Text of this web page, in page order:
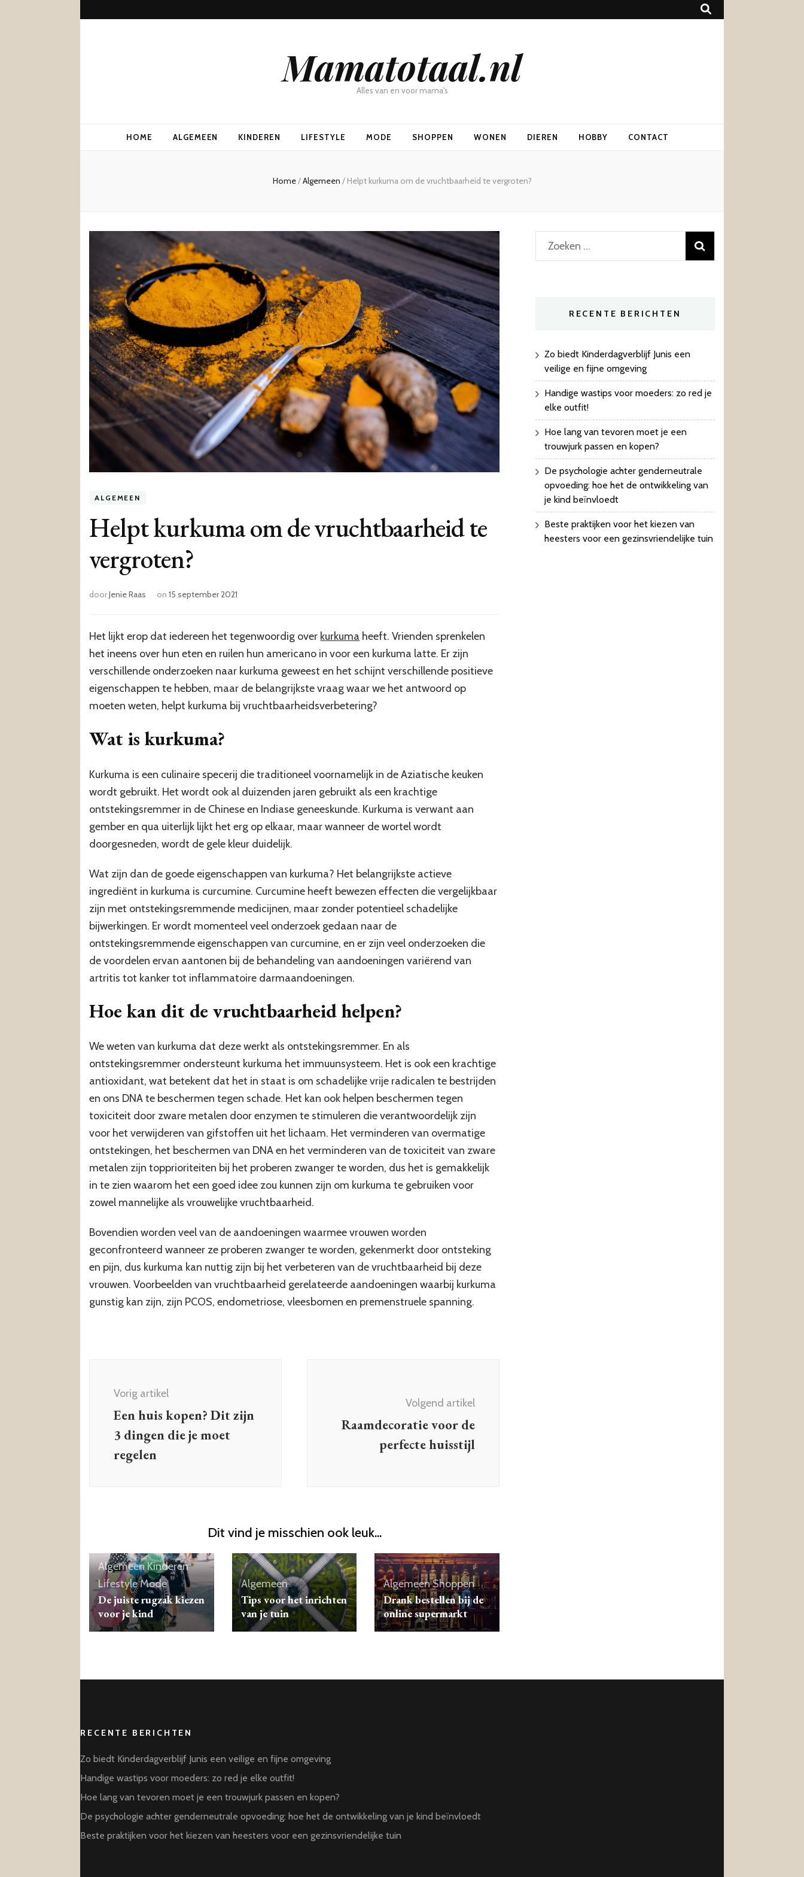
Mamatotaal.nl
Alles van en voor mama's
HOME ALGEMEEN KINDEREN LIFESTYLE MODE SHOPPEN WONEN DIEREN HOBBY CONTACT
Home/Algemeen / Helpt kurkuma om de vruchtbaarheid te vergroten?
ALGEMEEN
Helpt kurkuma om de vruchtbaarheid te
vergroten?
doorJenie Raas on15 september 2021
Het lijkt erop dat iedereen het tegenwoordig over kurkuma heeft. Vrienden sprenkelen
het ineens over hun eten en ruilen hun americano in voor een kurkuma latte. Er zijn
verschillende onderzoeken naar kurkuma geweest en het schijnt verschillende positieve
eigenschappen te hebben, maar de belangrijkste vraag waar we het antwoord op
moeten weten, helpt kurkuma bij vruchtbaarheidsverbetering?
Wat is kurkuma?
Kurkuma is een culinaire specerij die traditioneel voornamelijk in de Aziatische keuken
wordt gebruikt. Het wordt ook al duizenden jaren gebruikt als een krachtige
ontstekingsremmer in de Chinese en Indiase geneeskunde. Kurkuma is verwant aan
gember en qua uiterlijk lijkt het erg op elkaar, maar wanneer de wortel wordt
doorgesneden, wordt de gele kleur duidelijk.
Wat zijn dan de goede eigenschappen van kurkuma? Het belangrijkste actieve
ingrediënt in kurkuma is curcumine. Curcumine heeft bewezen effecten die vergelijkbaar
zijn met ontstekingsremmende medicijnen, maar zonder potentieel schadelijke
bijwerkingen. Er wordt momenteel veel onderzoek gedaan naar de
ontstekingsremmende eigenschappen van curcumine, en er zijn veel onderzoeken die
de voordelen ervan aantonen bij de behandeling van aandoeningen variërend van
artritis tot kanker tot inflammatoire darmaandoeningen.
Hoe kan dit de vruchtbaarheid helpen?
We weten van kurkuma dat deze werkt als ontstekingsremmer. En als
ontstekingsremmer ondersteunt kurkuma het immuunsysteem. Het is ook een krachtige
antioxidant, wat betekent dat het in staat is om schadelijke vrije radicalen te bestrijden
en ons DNA te beschermen tegen schade. Het kan ook helpen beschermen tegen
toxiciteit door zware metalen door enzymen te stimuleren die verantwoordelijk zijn
voor het verwijderen van gifstoffen uit het lichaam. Het verminderen van overmatige
ontstekingen, het beschermen van DNA en het verminderen van de toxiciteit van zware
metalen zijn topprioriteiten bij het proberen zwanger te worden, dus het is gemakkelijk
in te zien waarom het een goed idee zou kunnen zijn om kurkuma te gebruiken voor
zowel mannelijke als vrouwelijke vruchtbaarheid.
Bovendien worden veel van de aandoeningen waarmee vrouwen worden
geconfronteerd wanneer ze proberen zwanger te worden, gekenmerkt door ontsteking
en pijn, dus kurkuma kan nuttig zijn bij het verbeteren van de vruchtbaarheid bij deze
vrouwen. Voorbeelden van vruchtbaarheid gerelateerde aandoeningen waarbij kurkuma
gunstig kan zijn, zijn PCOS, endometriose, vleesbomen en premenstruele spanning.
Vorig artikel
Een huis kopen? Dit zijn
3 dingen die je moet
regelen
Volgend artikel
Raamdecoratie voor de
perfecte huisstijl
Dit vind je misschien ook leuk...
AlgemeenKinderen
LifestyleMode
De juiste rugzak kiezen
voor je kind
Algemeen
Tips voor het inrichten
van je tuin
AlgemeenShoppen
Drank bestellen bij de
online supermarkt
Zoeken
naar:
RECENTE BERICHTEN
Zo biedt Kinderdagverblijf Junis een
veilige en fijne omgeving
Handige wastips voor moeders: zo red je
elke outfit!
Hoe lang van tevoren moet je een
trouwjurk passen en kopen?
De psychologie achter genderneutrale
opvoeding: hoe het de ontwikkeling van
je kind beïnvloedt
Beste praktijken voor het kiezen van
heesters voor een gezinsvriendelijke tuin
RECENTE BERICHTEN
Zo biedt Kinderdagverblijf Junis een veilige en fijne omgeving
Handige wastips voor moeders: zo red je elke outfit!
Hoe lang van tevoren moet je een trouwjurk passen en kopen?
De psychologie achter genderneutrale opvoeding: hoe het de ontwikkeling van je kind beïnvloedt
Beste praktijken voor het kiezen van heesters voor een gezinsvriendelijke tuin